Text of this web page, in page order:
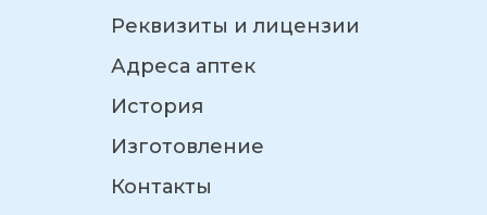
Реквизиты и лицензии
Адреса аптек
История
Изготовление
Контакты